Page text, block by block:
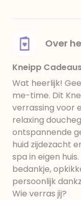
Over
Kneipp
Wat heerlijk!
me-time. Dit
verrassing voor
relaxing
ontspannende
huid zijdezacht
spa in eigen
bedankje,
persoonlijk
Wie verras jij?